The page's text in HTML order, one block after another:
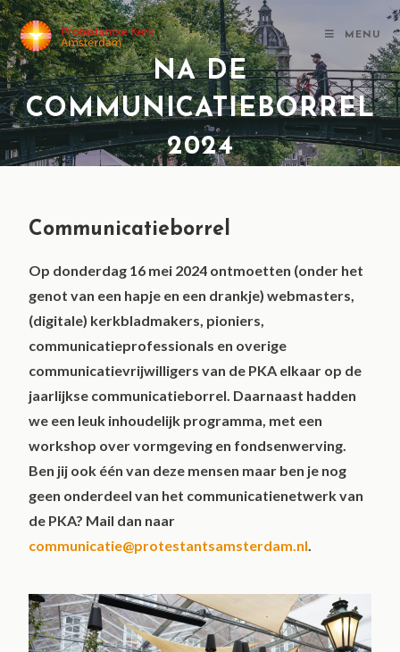
MENU
NA DE
COMMUNICATIEBORREL
2024
Communicatieborrel
Op donderdag 16 mei 2024 ontmoetten (onder het
genot van een hapje en een drankje) webmasters,
(digitale) kerkbladmakers, pioniers,
communicatieprofessionals en overige
communicatievrijwilligers van de PKA elkaar op de
jaarlijkse communicatieborrel. Daarnaast hadden
we een leuk inhoudelijk programma, met een
workshop over vormgeving en fondsenwerving.
Ben jij ook één van deze mensen maar ben je nog
geen onderdeel van het communicatienetwerk van
de PKA? Mail dan naar
communicatie@protestantsamsterdam.nl.